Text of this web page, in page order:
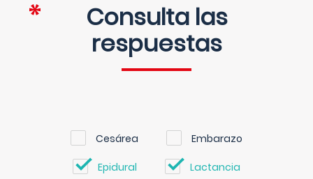
Consulta las
respuestas
Cesárea Embarazo
Epidural Lactancia